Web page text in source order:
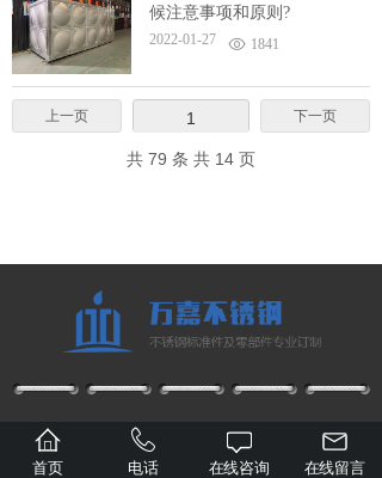
候注意事项和原则?
2022-01-27 1841
上一页 1 下一页
共 79 条 共 14 页
网站首页 实景图
首页 电话 在线咨询 在线留言